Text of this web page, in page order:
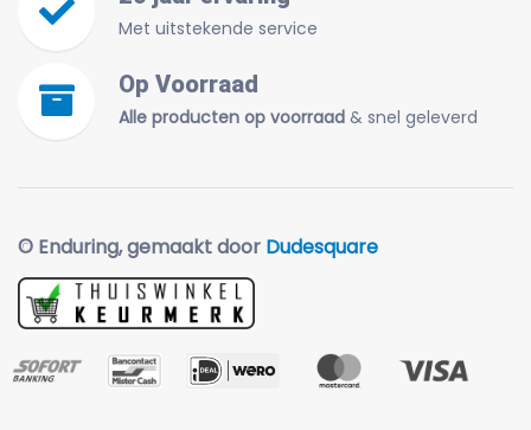
Met uitstekende service
Op Voorraad
Alle producten op voorraad & snel geleverd
© Enduring, gemaakt door Dudesquare